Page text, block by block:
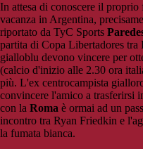
In attesa di conoscere il proprio
vacanza in Argentina,
riportato da TyC Sports
partita di Copa Libertadores
gialloblu devono vincere per
(calcio d'inizio alle 2.30 ora
più. L'ex centrocampista
convincere l'amico a trasferirsi
con la Roma è ormai ad un
incontro tra Ryan Friedkin e
la fumata bianca.